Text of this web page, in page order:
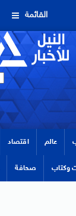
القائمة
عالم اقتصاد
وكتاب صحافة